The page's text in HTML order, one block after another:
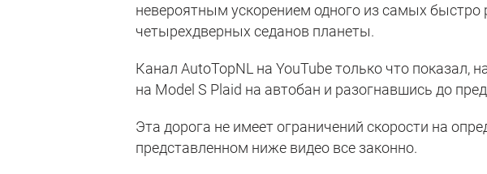
невероятным ускорением одного из самых
четырехдверных седанов планеты.
Канал AutoTopNL на YouTube только что показал,
на Model S Plaid на автобан и разогнавшись до
Эта дорога не имеет ограничений скорости на
представленном ниже видео все законно.